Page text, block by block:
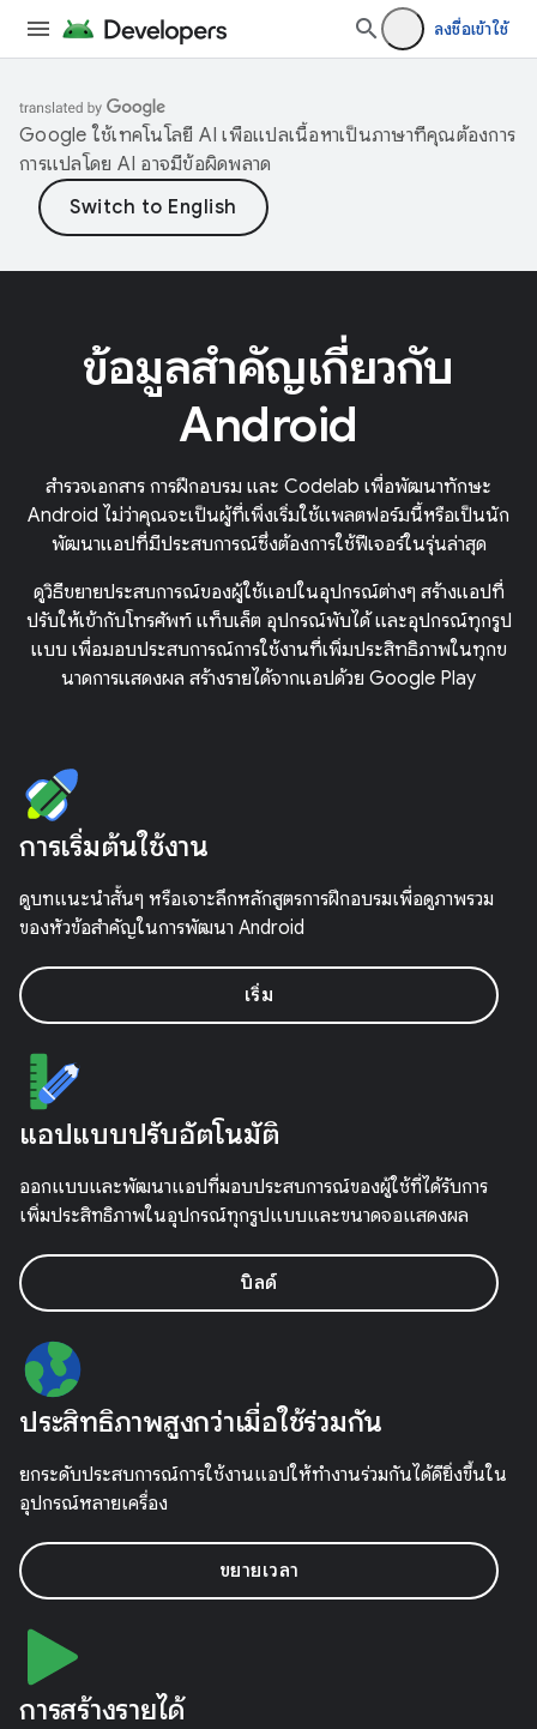
ลงชื่อเข้าใช้
Google ใช้เทคโนโลยี AI เพื่อแปลเนื้อหาเป็นภาษาที่คุณต้องการ
การแปลโดย AI อาจมีข้อผิดพลาด
ข้อมูลสำคัญเกี่ยวกับ
Android
สำรวจเอกสาร การฝึกอบรม และ Codelab เพื่อพัฒนาทักษะ
Android ไม่ว่าคุณจะเป็นผู้ที่เพิ่งเริ่มใช้แพลตฟอร์มนี้หรือเป็นนัก
พัฒนาแอปที่มีประสบการณ์ซึ่งต้องการใช้ฟีเจอร์ในรุ่นล่าสุด
ดูวิธีขยายประสบการณ์ของผู้ใช้แอปในอุปกรณ์ต่างๆ สร้างแอปที่
ปรับให้เข้ากับโทรศัพท์ แท็บเล็ต อุปกรณ์พับได้ และอุปกรณ์ทุกรูป
แบบ เพื่อมอบประสบการณ์การใช้งานที่เพิ่มประสิทธิภาพในทุกข
นาดการแสดงผล สร้างรายได้จากแอปด้วย Google Play
การเริ่มต้นใช้งาน
ดูบทแนะนำสั้นๆ หรือเจาะลึกหลักสูตรการฝึกอบรมเพื่อดูภาพรวม
ของหัวข้อสำคัญในการพัฒนา Android
เริ่ม
แอปแบบปรับอัตโนมัติ
ออกแบบและพัฒนาแอปที่มอบประสบการณ์ของผู้ใช้ที่ได้รับการ
เพิ่มประสิทธิภาพในอุปกรณ์ทุกรูปแบบและขนาดจอแสดงผล
บิลด์
ประสิทธิภาพสูงกว่าเมื่อใช้ร่วมกัน
ยกระดับประสบการณ์การใช้งานแอปให้ทำงานร่วมกันได้ดียิ่งขึ้นใน
อุปกรณ์หลายเครื่อง
ขยายเวลา
การสร้างรายได้